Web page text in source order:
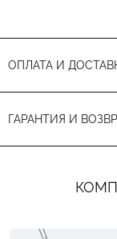
ОПЛАТА И
ГАРАНТИЯ И